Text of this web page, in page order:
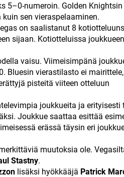
5–0-numeroin. Golden Knightsin
sen vieraspelaaminen.
on saalistanut 8
sijaan. Kotiotteluissa
vaisu. Viimeisimpänä
Bluesin vierastilasto ei
pisteitä viiteen otteluun
joukkueita ja erityisesti
Joukkue saattaa esittää
erässä täysin eri
muutoksia ole.
Stastny.
lisäksi hyökkääjä Patrick